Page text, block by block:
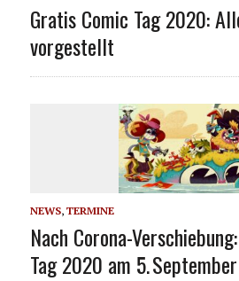
Gratis Comic Tag 2020:
vorgestellt
NEWS, TERMINE
Nach Corona-
Tag 2020 am 5. September